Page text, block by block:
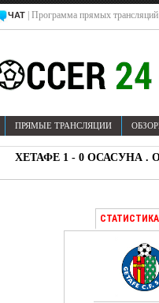
ЧАТ | Программа прямых трансляций
ПРЯМЫЕ ТРАНСЛЯЦИИ
ХЕТАФЕ 1 - 0 ОСАСУНА .